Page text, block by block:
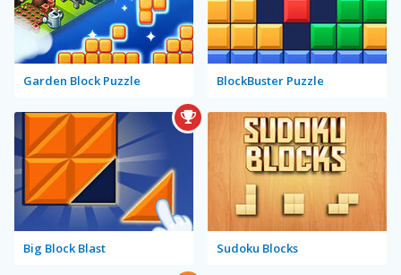
Garden Block Puzzle BlockBuster Puzzle
Big Block Blast Sudoku Blocks